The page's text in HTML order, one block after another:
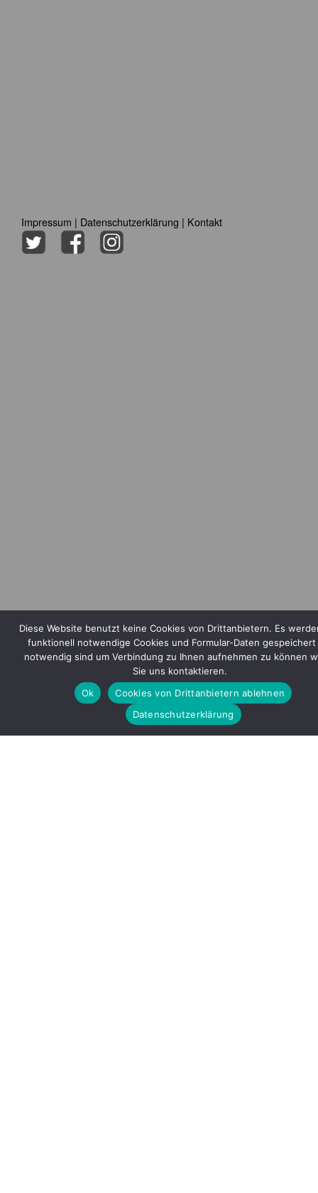
Impressum | Datenschutzerklärung | Kontakt
Mitglied im
Diese Website benutzt keine Cookies von Drittanbietern. Es
funktionell notwendige Cookies und Formular-Daten gespeichert
notwendig sind um Verbindung zu Ihnen aufnehmen zu können
Sie uns kontaktieren.
Ok
Cookies von Drittanbietern ablehnen
Datenschutzerklärung